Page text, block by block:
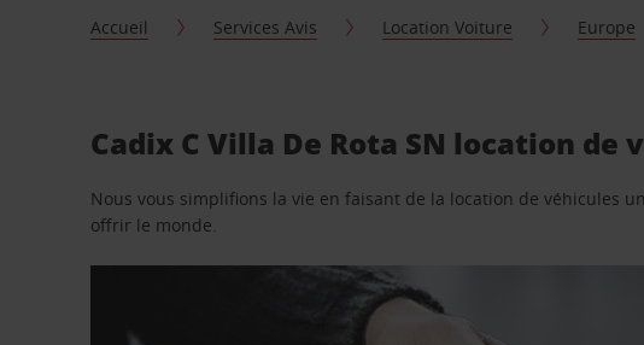
Accueil Services Avis Location Voiture Europe
Cadix C Villa De Rota SN location
Nous vous simplifions la vie en faisant de la location de véhicules
offrir le monde.